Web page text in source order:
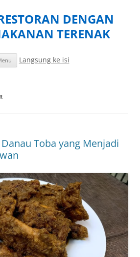
DENGAN
TERENAK
Langsung ke isi
Toba yang Menjadi